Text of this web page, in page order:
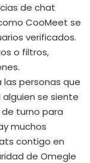
de chat
CooMeet se
verificados.
o filtros,
personas que
se siente
turno para
muchos
contigo en
de Omegle